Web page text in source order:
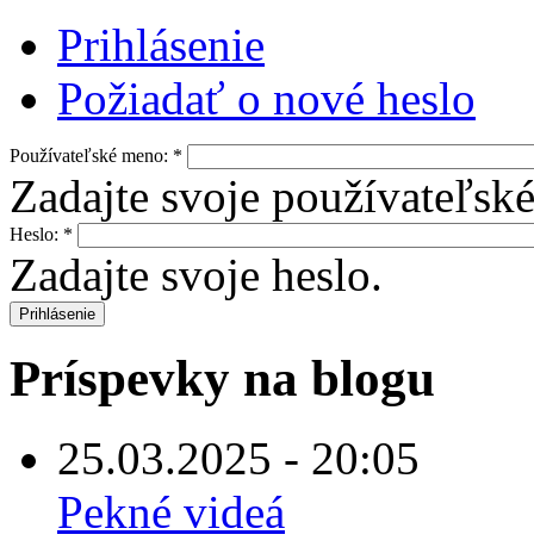
Prihlásenie
Požiadať o nové heslo
Používateľské meno: *
Zadajte svoje
Heslo: *
Zadajte svoje heslo.
Príspevky na blogu
25.03.2025 - 20:05
Pekné videá